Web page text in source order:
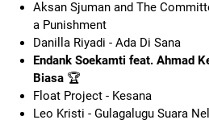
Aksan Sjuman and The
a Punishment
Danilla Riyadi - Ada Di Sana
Endank Soekamti feat. Ahmad
Biasa🏆
Float Project - Kesana
Leo Kristi - Gulagalugu Suara